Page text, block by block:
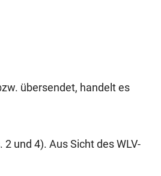
übersendet, handelt es
und 4). Aus Sicht des WLV-